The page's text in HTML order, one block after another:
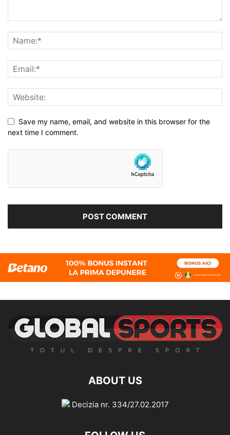
Save my name, email, and website in this browser for the
next time I comment.
ABOUT US
Decizia nr. 334/27.02.2017